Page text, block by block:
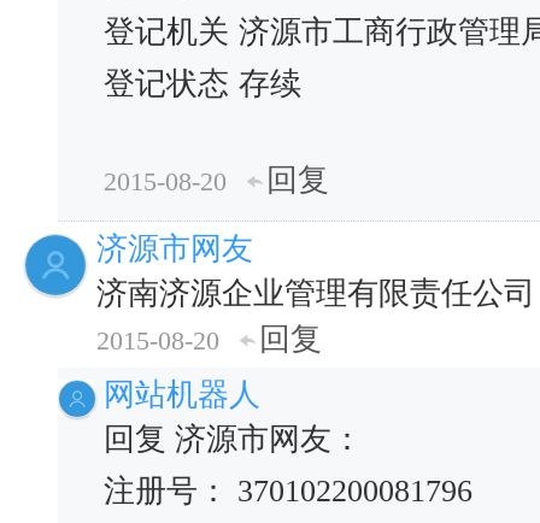
登记机关 济源市工商行政管理
登记状态 存续
2015-08-20
回复
济源市网友
济南济源企业管理有限责任公司
2015-08-20
回复
网站机器人
回复 济源市网友：
注册号： 370102200081796